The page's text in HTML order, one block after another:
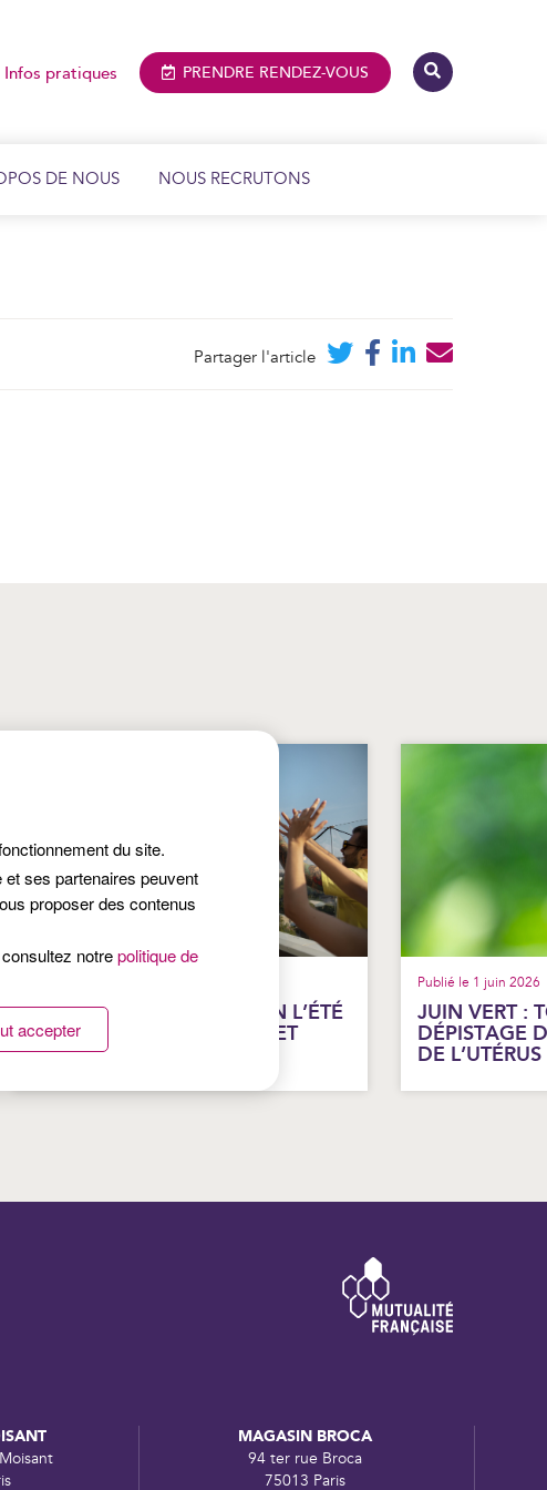
Infos pratiques PRENDRE RENDEZ-VOUS
DE NOUS NOUS RECRUTONS
Partager l'article
PROTÉGER SON AUDITION L’ÉTÉ
: FESTIVALS, ÉCOUTEURS ET
BAIGNADE
Publié le 1 juin 2026
JUIN VERT :
DÉPISTAGE
DE L’UTÉRUS
MAGASIN BROCA
94 ter rue Broca
75013 Paris
du site.
et ses partenaires peuvent
proposer des contenus
notrepolitique de
accepter